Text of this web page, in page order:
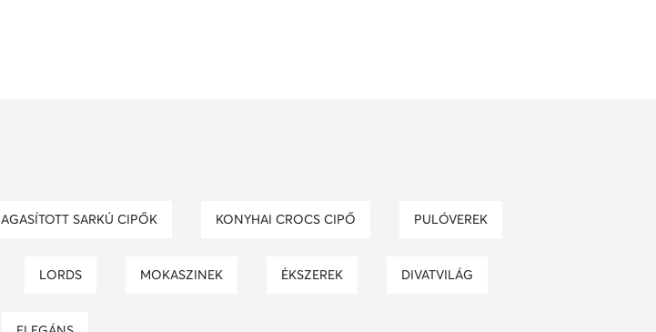
MAGASÍTOTT SARKÚ CIPŐK KONYHAI CROCS CIPŐ PULÓVEREK
LORDS MOKASZINEK ÉKSZEREK DIVATVILÁG